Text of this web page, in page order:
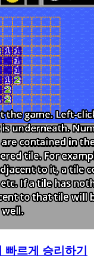
빠르게 승리하기